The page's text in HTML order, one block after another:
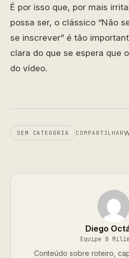
É por isso que, por mais
possa ser, o clássico “Não
se inscrever” é tão
clara do que se espera que
do vídeo.
SEM CATEGORIA COMPARTILHAR
Diego
Equipe 8
Conteúdo sobre roteiro,